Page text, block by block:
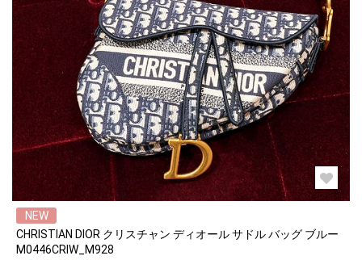
NEW
CHRISTIAN DIOR クリスチャン ディオール サドル バッグ ブルー
M0446CRIW_M928